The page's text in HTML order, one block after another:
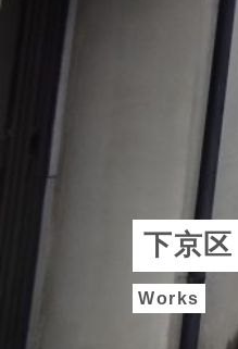
下京
Works